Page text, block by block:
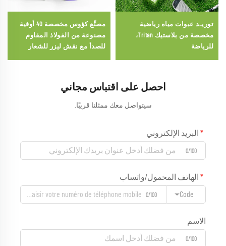
توريـد عبوات مياه رياضية
مخصصة من بلاستيك Tritan،
للرياضة
مصنِّع كؤوس مخصصة 40 أوقية
مصنوعة من الفولاذ المقاوم
للصدأ مع نقش ليزر للشعار
احصل على اقتباس مجاني
سيتواصل معك ممثلنا قريبًا.
البريد الإلكتروني
0/100
الهاتف المحمول/واتساب
Code
0/100
الاسم
0/100